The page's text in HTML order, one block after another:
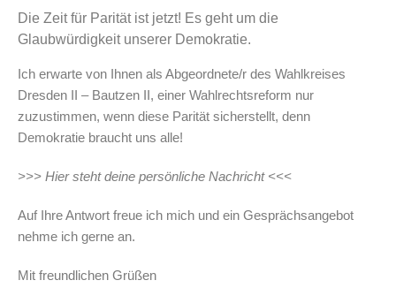
Die Zeit für Parität ist jetzt! Es geht um die
Glaubwürdigkeit unserer Demokratie.
Ich erwarte von Ihnen als Abgeordnete/r des Wahlkreises
Dresden II – Bautzen II, einer Wahlrechtsreform nur
zuzustimmen, wenn diese Parität sicherstellt, denn
Demokratie braucht uns alle!
>>> Hier steht deine persönliche Nachricht <<<
Auf Ihre Antwort freue ich mich und ein Gesprächsangebot
nehme ich gerne an.
Mit freundlichen Grüßen